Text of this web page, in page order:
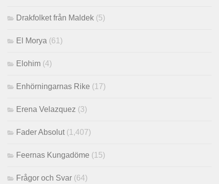
Drakfolket från Maldek (5)
El Morya (61)
Elohim (4)
Enhörningarnas Rike (17)
Erena Velazquez (3)
Fader Absolut (1,407)
Feernas Kungadöme (15)
Frågor och Svar (64)